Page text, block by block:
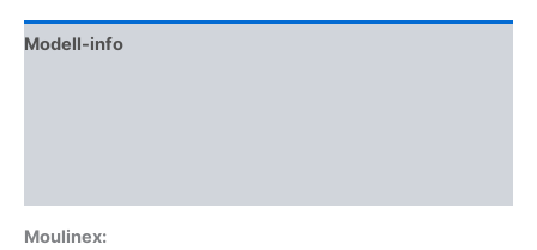
Modell-info
Moulinex: